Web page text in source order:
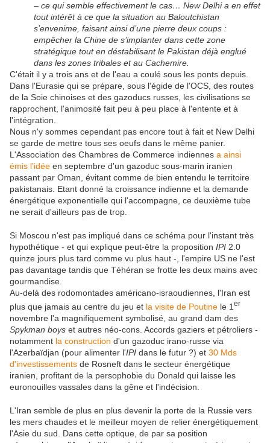
– ce qui semble effectivement le cas… New Delhi a en effet
tout intérêt à ce que la situation au Baloutchistan
s’envenime, faisant ainsi d’une pierre deux coups :
empêcher la Chine de s’implanter dans cette zone
stratégique tout en déstabilisant le Pakistan déjà englué
dans les zones tribales et au Cachemire.
C'était il y a trois ans et de l'eau a coulé sous les ponts depuis.
Dans l'Eurasie qui se prépare, sous l'égide de l'OCS, des routes
de la Soie chinoises et des gazoducs russes, les civilisations se
rapprochent, l'animosité fait peu à peu place à l'entente et à
l'intégration.
Nous n'y sommes cependant pas encore tout à fait et New Delhi
se garde de mettre tous ses oeufs dans le même panier.
L'Association des Chambres de Commerce indiennes a ainsi
émis l'idée en septembre d'un gazoduc sous-marin iranien
passant par Oman, évitant comme de bien entendu le territoire
pakistanais. Etant donné la croissance indienne et la demande
énergétique exponentielle qui l'accompagne, ce deuxième tube
ne serait d'ailleurs pas de trop.
Si Moscou n'est pas impliqué dans ce schéma pour l'instant très
hypothétique - et qui explique peut-être la proposition IPI 2.0
quinze jours plus tard comme vu plus haut -, l'empire US ne l'est
pas davantage tandis que Téhéran se frotte les deux mains avec
gourmandise.
Au-delà des rodomontades américano-israoudiennes, l'Iran est
plus que jamais au centre du jeu et la visite de Poutine le 1 er
novembre l'a magnifiquement symbolisé, au grand dam des
Spykman boys et autres néo-cons. Accords gaziers et pétroliers -
notamment la construction d'un gazoduc irano-russe via
l'Azerbaïdjan (pour alimenter l'IPI dans le futur ?) et 30 Mds
d'investissements de Rosneft dans le secteur énergétique
iranien, profitant de la persophobie du Donald qui laisse les
euronouilles vassales dans la gêne et l'indécision.
L'Iran semble de plus en plus devenir la porte de la Russie vers
les mers chaudes et le meilleur moyen de relier énergétiquement
l'Asie du sud. Dans cette optique, de par sa position